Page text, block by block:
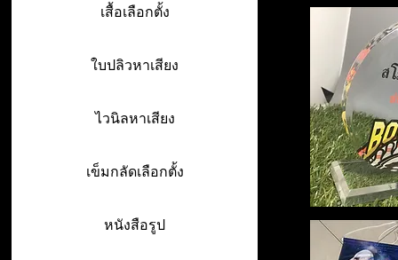
เสื้อเลือกตั้ง
ใบปลิวหาเสียง
ไวนิลหาเสียง
เข็มกลัดเลือกตั้ง
หนังสือรูป